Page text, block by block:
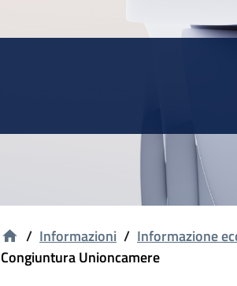
/ Informazioni / Informazione
Congiuntura Unioncamere